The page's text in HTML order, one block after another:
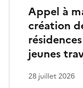
Appel à
création
jeunes
28 juillet 2026